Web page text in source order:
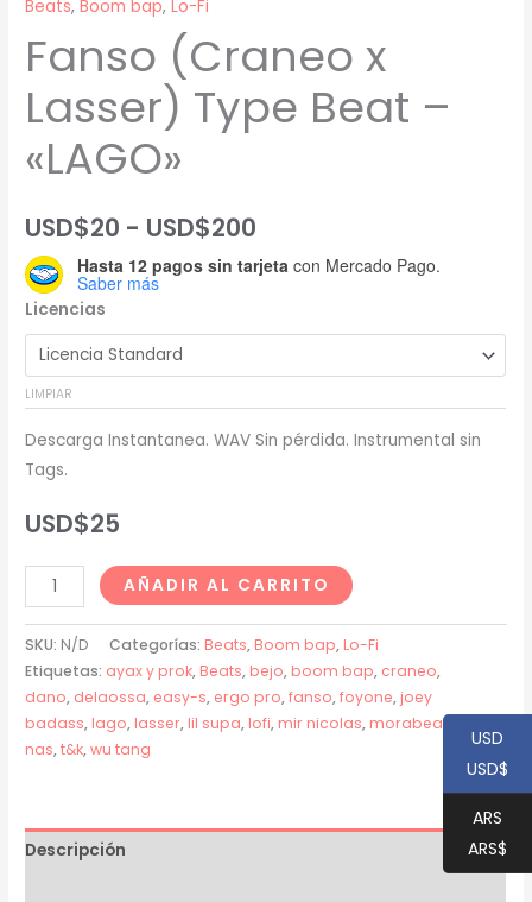
Beats,Boom bap,Lo-Fi
Fanso (Craneo x
Lasser) Type Beat –
«LAGO»
USD$20 - USD$200
de
USD$20
hasta
Hasta 12 pagos sin tarjeta con Mercado Pago.
Saber más
Licencias
LIMPIAR
Descarga Instantanea. WAV Sin pérdida. Instrumental sin
Tags.
USD$25
Fanso
(Craneo
x
Lasser)
Type
Beat
-
AÑADIR AL CARRITO
SKU: N/D Categorías: Beats, Boom bap, Lo-Fi
Etiquetas: ayax y prok, Beats, bejo, boom bap, craneo,
dano, delaossa, easy-s, ergo pro,fanso,foyone, joey
badass, lago, lasser, lil supa, lofi, mir nicolas, morabeats
nas,t&k,wu tang
Descripción
USD
USD$
ARS
ARS$